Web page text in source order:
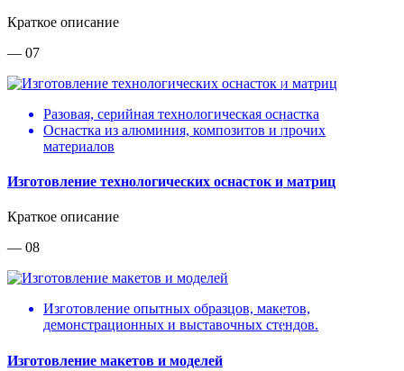
Краткое описание
— 07
Разовая, серийная технологическая оснастка
Оснастка из алюминия, композитов и прочих
материалов
Изготовление технологических оснасток и матриц
Краткое описание
— 08
Изготовление опытных образцов, макетов,
демонстрационных и выставочных стендов.
Изготовление макетов и моделей